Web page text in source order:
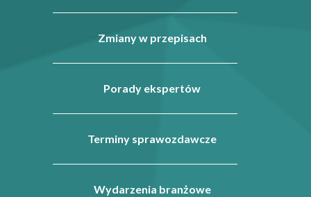
Zmiany w przepisach
Porady ekspertów
Terminy sprawozdawcze
Wydarzenia branżowe